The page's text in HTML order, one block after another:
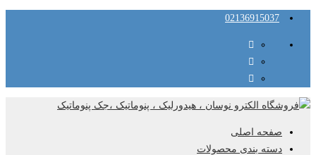
02136915037
صفحه اصلی
دسته بندی محصولات